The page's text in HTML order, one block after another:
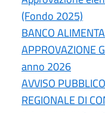
(Fondo 2025)
BANCO
APPROVAZIONE
anno 2026
AVVISO
REGIONALE DI